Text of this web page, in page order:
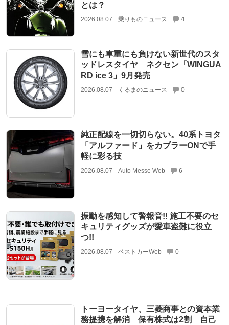
とは？
2026.08.07 乗りものニュース 4
雪にも車重にも負けない新世代のスタ
ッドレスタイヤ ネクセン「WINGUA
RD ice 3」9月発売
2026.08.07 くるまのニュース 0
純正配線を一切切らない。40系トヨタ
「アルファード」をカプラーONで手
軽に彩る技
2026.08.07 Auto Messe Web 6
振動を感知して警報音!! 施工不要のセ
キュリティグッズが愛車盗難に役立
つ!!
2026.08.07 ベストカーWeb 0
トーヨータイヤ、三菱商事との資本業
務提携を解消 保有株式は2割 自己